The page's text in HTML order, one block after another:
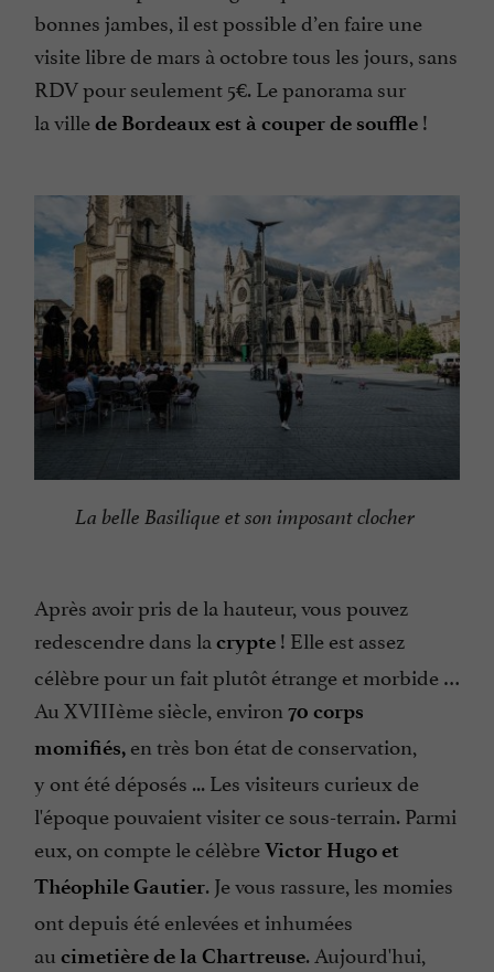
bonnes jambes, il est possible d’en faire une
visite libre de mars à octobre tous les jours, sans
RDV pour seulement 5€. Le panorama sur
la villede Bordeaux est à couper de souffle !
La belle Basilique et son imposant clocher
Après avoir pris de la hauteur, vous pouvez
redescendre dans la crypte ! Elle est assez
célèbre pour un fait plutôt étrange et morbide …
Au XVIIIème siècle, environ 70 corps
momifiés, en très bon état de conservation,
y ont été déposés ... Les visiteurs curieux de
l'époque pouvaient visiter ce sous-terrain. Parmi
eux, on compte le célèbreVictor Hugo et
Théophile Gautier. Je vous rassure, les momies
ont depuis été enlevées et inhumées
au cimetière de la Chartreuse. Aujourd'hui,